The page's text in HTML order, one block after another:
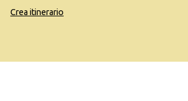
Crea itinerario